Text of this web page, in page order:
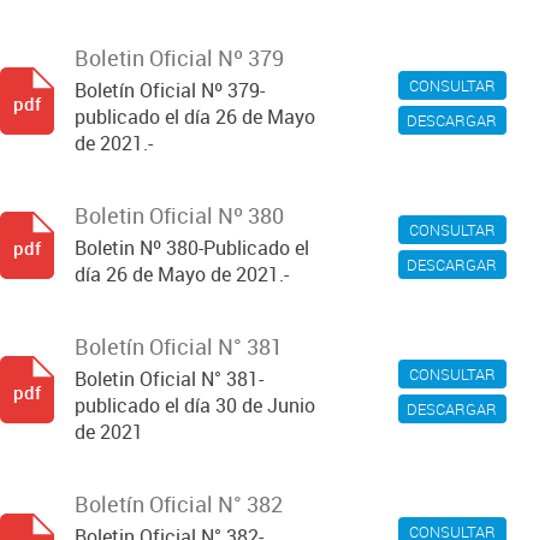
CONSULTAR
DESCARGAR
Boletin Oficial Nº 379
Boletín Oficial Nº 379-
publicado el día 26 de Mayo
de 2021.-
pdf
CONSULTAR
DESCARGAR
Boletin Oficial Nº 380
Boletin Nº 380-Publicado el
día 26 de Mayo de 2021.-
pdf
CONSULTAR
DESCARGAR
Boletín Oficial N° 381
Boletin Oficial N° 381-
publicado el día 30 de Junio
de 2021
pdf
CONSULTAR
Boletín Oficial N° 382